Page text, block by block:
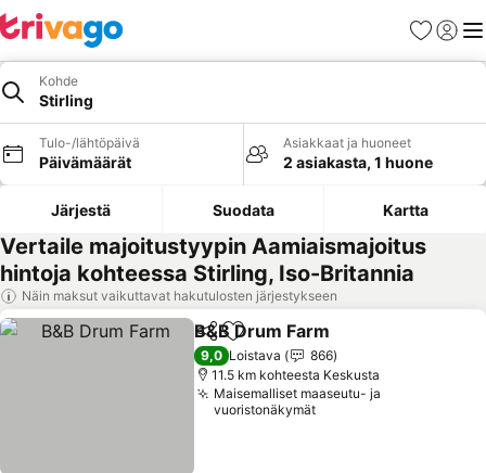
Suosikit
Kohde
Stirling
Tulo-/lähtöpäivä
Päivämäärät
Asiakkaat ja huoneet
2 asiakasta, 1 huone
Järjestä Suodata Kartta
Vertaile majoitustyypin Aamiaismajoitus
hintoja kohteessa Stirling, Iso-Britannia
Näin maksut vaikuttavat hakutulosten järjestykseen
Jaa Lisää suosikkeihin
B&B Drum Farm
9,0 Loistava
866
11.5 km kohteesta Keskusta
Maisemalliset maaseutu- ja
vuoristonäkymät